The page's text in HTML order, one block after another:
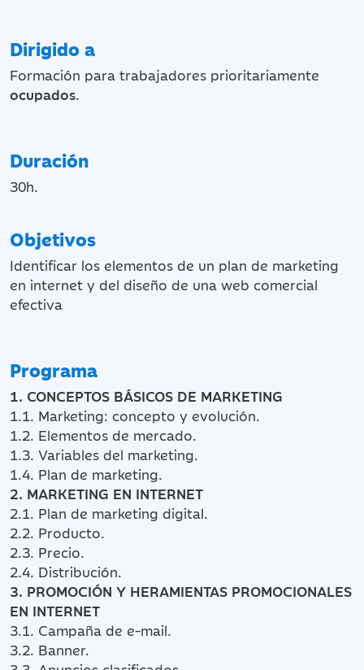
Dirigido a
Formación para trabajadores prioritariamente
ocupados.
Duración
30h.
Objetivos
Identificar los elementos de un plan de marketing
en internet y del diseño de una web comercial
efectiva
Programa
1. CONCEPTOS BÁSICOS DE MARKETING
1.1. Marketing: concepto y evolución.
1.2. Elementos de mercado.
1.3. Variables del marketing.
1.4. Plan de marketing.
2. MARKETING EN INTERNET
2.1. Plan de marketing digital.
2.2. Producto.
2.3. Precio.
2.4. Distribución.
3. PROMOCIÓN Y HERAMIENTAS PROMOCIONALES
EN INTERNET
3.1. Campaña de e-mail.
3.2. Banner.